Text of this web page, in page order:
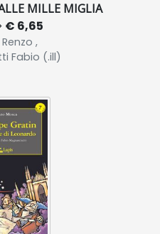
MILLE MIGLIA
€ 6,65
,
Fabio (.ill)